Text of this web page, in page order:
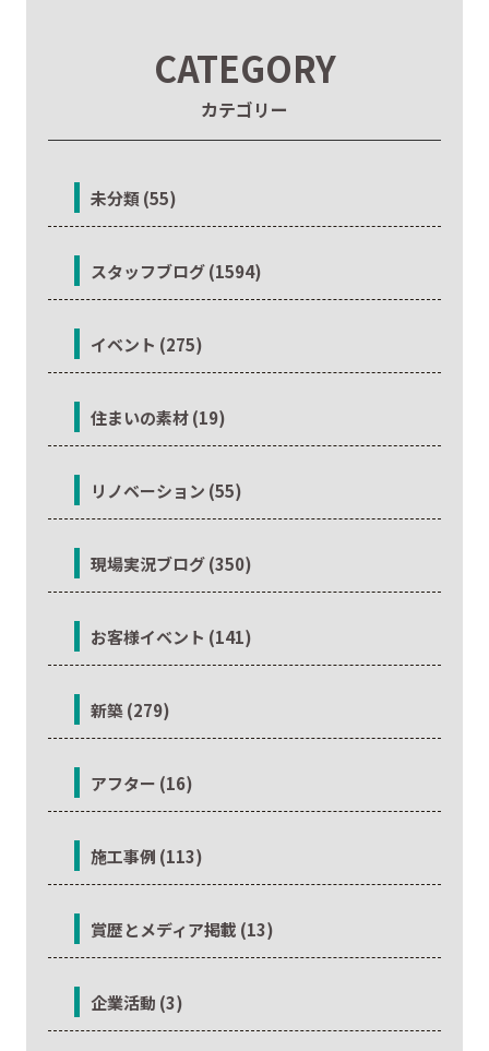
CATEGORY
カテゴリー
未分類 (55)
スタッフブログ (1594)
イベント (275)
住まいの素材 (19)
リノベーション (55)
現場実況ブログ (350)
お客様イベント (141)
新築 (279)
アフター (16)
施工事例 (113)
賞歴とメディア掲載 (13)
企業活動 (3)